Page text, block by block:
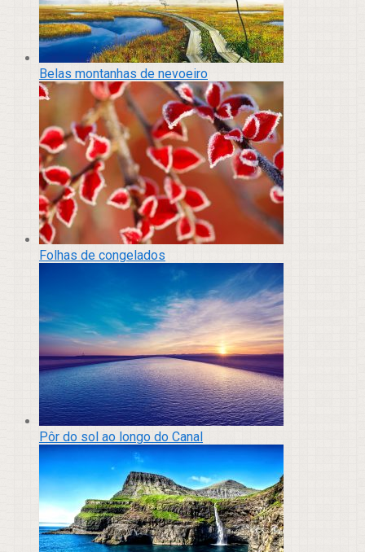
Belas montanhas de nevoeiro
Folhas de congelados
Pôr do sol ao longo do Canal